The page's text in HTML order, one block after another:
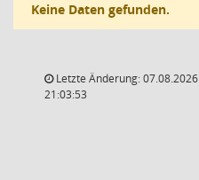
Keine Daten gefunden.
Letzte Änderung: 07.08.2026
21:03:53